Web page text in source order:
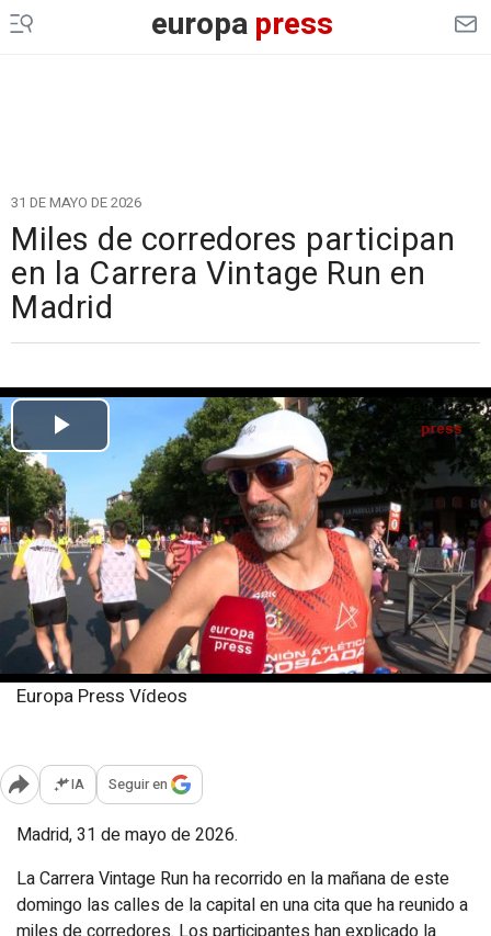
europapress
31 DE MAYO DE 2026
Miles de corredores participan
en la Carrera Vintage Run en
Madrid
Europa Press Vídeos
Abrir opciones para compartir
IA Seguir en
Madrid, 31 de mayo de 2026.
La Carrera Vintage Run ha recorrido en la mañana de este
domingo las calles de la capital en una cita que ha reunido a